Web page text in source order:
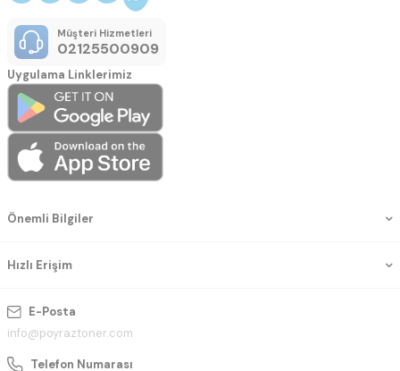
E-Posta
info@poyraztoner.com
Telefon Numarası
Önemli Bilgiler
Hızlı Erişim
Müşteri Hizmetleri
02125500909
Uygulama Linklerimiz